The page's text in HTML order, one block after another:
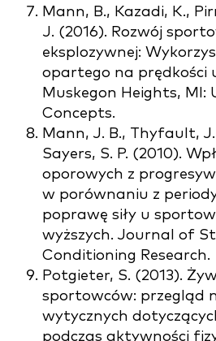
Mann, B., Kazadi, K.,
J. (2016). Rozwój
eksplozywnej:
opartego na prędkości
Muskegon Heights,
Concepts.
Mann, J. B., Thyfault, J.
Sayers, S. P. (2010).
oporowych z
w porównaniu z
poprawę siły u
wyższych. Journal of
Conditioning Research.
Potgieter, S. (2013).
sportowców: przegląd
wytycznych
podczas aktywności